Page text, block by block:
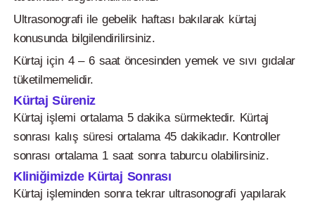
Ultrasonografi ile gebelik haftası bakılarak kürtaj
konusunda bilgilendirilirsiniz.
Kürtaj için 4 – 6 saat öncesinden yemek ve sıvı gıdalar
tüketilmemelidir.
Kürtaj Süreniz
Kürtaj işlemi ortalama 5 dakika sürmektedir. Kürtaj
sonrası kalış süresi ortalama 45 dakikadır. Kontroller
sonrası ortalama 1 saat sonra taburcu olabilirsiniz.
Kliniğimizde Kürtaj Sonrası
Kürtaj işleminden sonra tekrar ultrasonografi yapılarak